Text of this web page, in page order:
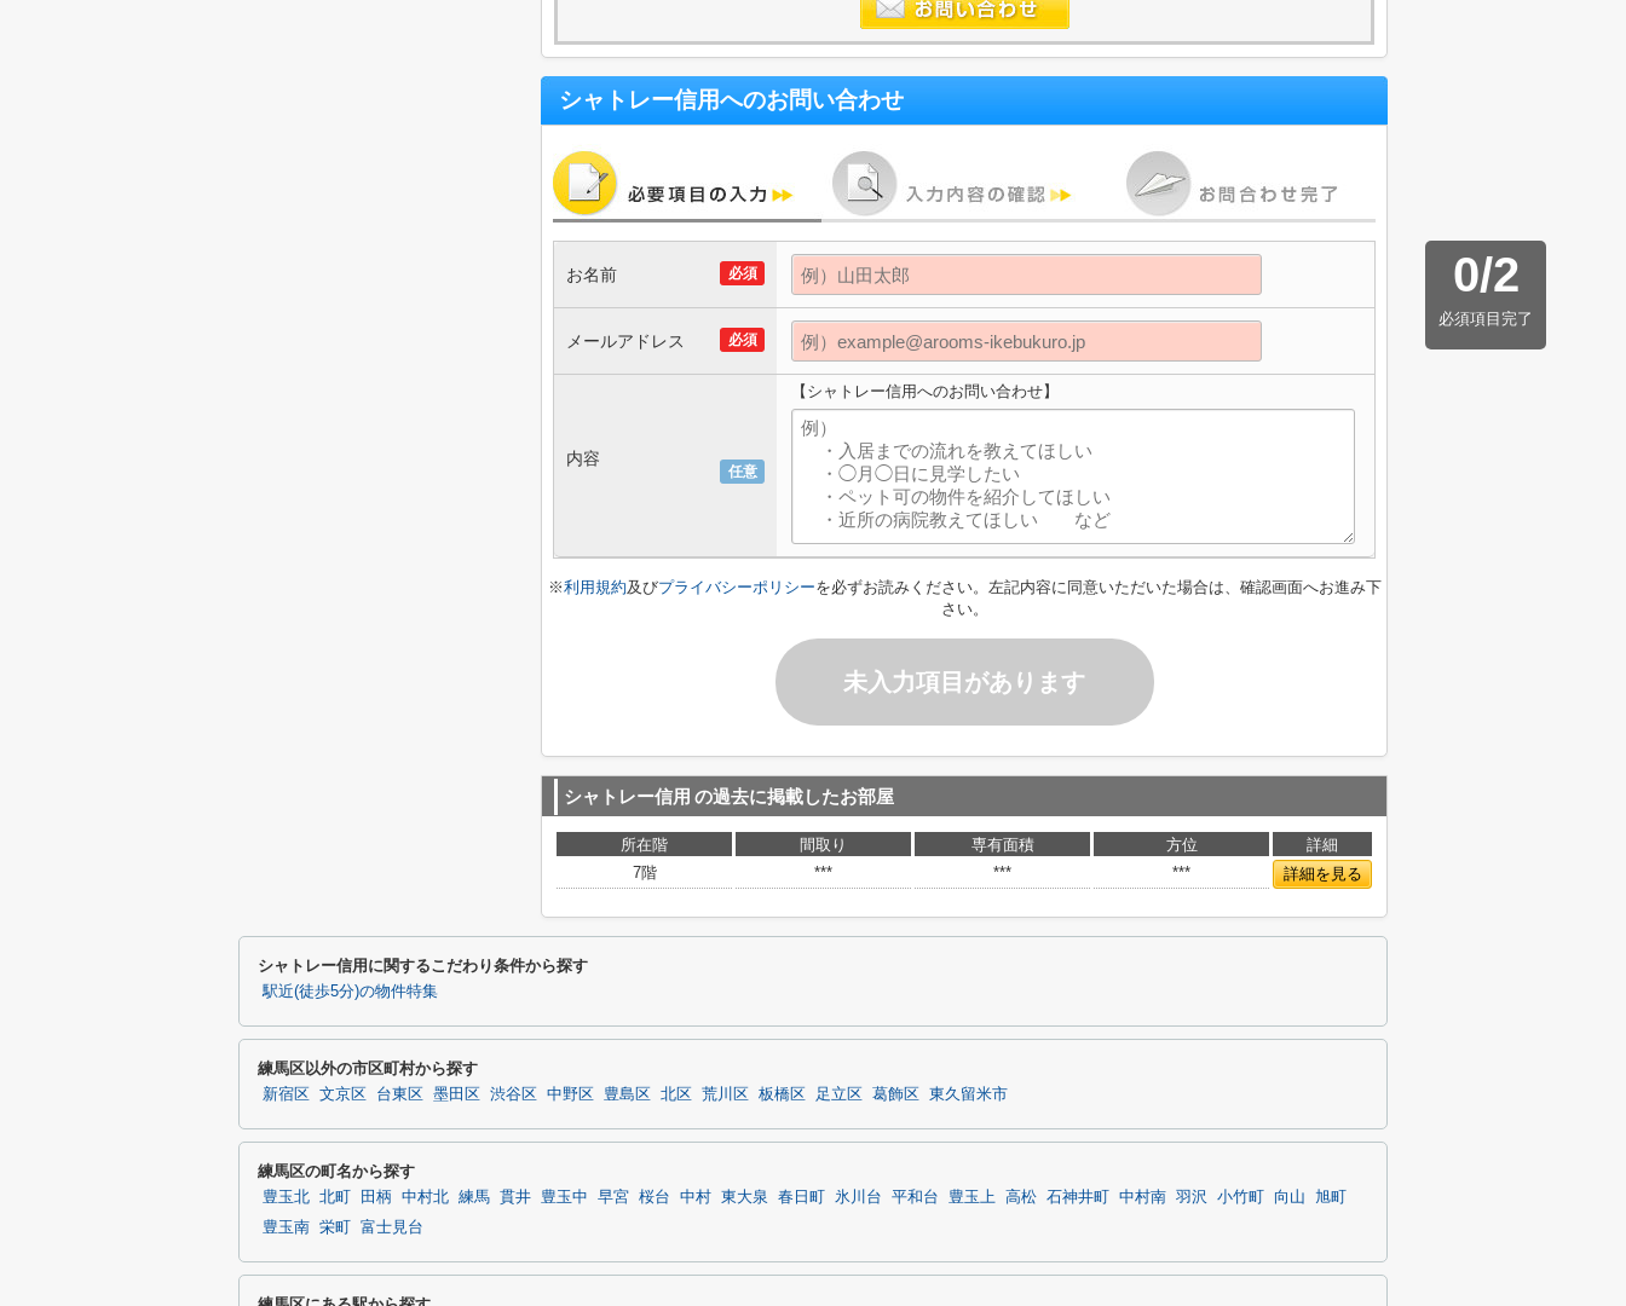
シャトレー信用へのお問い合わせ
0/2
必須項目完了
必須
お名前
必須
メールアドレス
任意
内容
【シャトレー信用へのお問い合わせ】
※利用規約及びプライバシーポリシーを必ずお読みください。左記内容に同意いただいた場合は、確認画面へお進み下
さい。
未入力項目があります
シャトレー信用 の過去に掲載したお部屋
所在階 間取り 専有面積 方位
詳細
7階
*** *** *** 詳細を見る
シャトレー信用に関するこだわり条件から探す
駅近(徒歩5分)の物件特集
練馬区以外の市区町村から探す
新宿区 文京区 台東区 墨田区 渋谷区 中野区 豊島区 北区 荒川区 板橋区 足立区 葛飾区 東久留米市
練馬区の町名から探す
豊玉北 北町 田柄 中村北 練馬 貫井 豊玉中 早宮 桜台 中村 東大泉 春日町 氷川台 平和台 豊玉上 高松 石神井町 中村南 羽沢 小竹町 向山
旭町
豊玉南 栄町 富士見台